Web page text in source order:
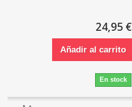
24,95 €
Añadir al carrito
En stock